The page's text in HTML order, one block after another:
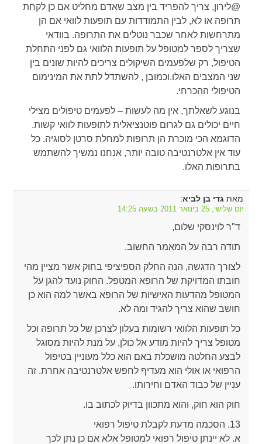
@לירון, צריך להפריד בין מצב שאדם מחליט אם כן לקחת
תרופה או לא, לבין התמודדות עם תופעות לוואי אם הן
מתרחשות לאחר שכבר נוטלים את התרופה. בוודאי
שצריך לספר למטופל על תופעות הלוואי גם לפני התחלת
הטיפול, רק שלפעמים השיקולים צריכים להיות שונים בין
שני המצבים האלו.וכמובן , להשתדל לתת את המינימום
הטיפולי ההכרחי.
בנוגע לשאלתך, אין מה לעשות – לפעמים טיפולים מצילי
חיים יכולים גם לגרום פוטנציאלית לתופעות לוואי קשות.
הדוגמא הכי מוכרת הן תרופות למחלת סרטן לסוגיה. כל
עוד אין אלטרנטיבה טובה יותר, אנחנו נמשיך להשתמש
בתרופות האלו.
מאת גדי בן לביא:
יום שלישי, 25 בינואר 2011 בשעה 14:25
ד"ר לוינסקי שלום,
תודה רבה על המאמר החשוב.
לצורך הדגשה, הנה החלק הספיציפי בחוק אשר מציין מהי
חובתו המדויקת של הרופא המטפל. החוק נועד להגן על
המטופל מהדעות האישיות של הרופא באשר למה הוא כן
חושב שהוא צריך להגיד ומה לא.
כל תופעות הלוואי רשומות בעלון לצרכן של כל תרופה וכל
מטופל צריך להיות מודע אל כולן, על מנת להיות מסוגל
לבצע החלטה מושכלת באם הוא כלל מעוניין בטיפול
הרפואי או אולי הוא מעדיף לחפש אלטרנטיבה אחרת. זה
עניין של כבוד האדם וחירותו.
חוק הוא חוק, והוא מתכוון בדיוק לכתוב בו.
13. הסכמה מדעת לקבלת טיפול רפואי
א. לא יינתן טיפול רפואי למטופל אלא אם כן נתן לכך